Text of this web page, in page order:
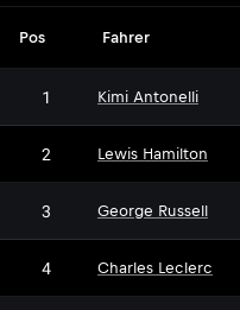
Pos Fahrer
1 Kimi Antonelli
2 Lewis Hamilton
3 George Russell
4 Charles Leclerc